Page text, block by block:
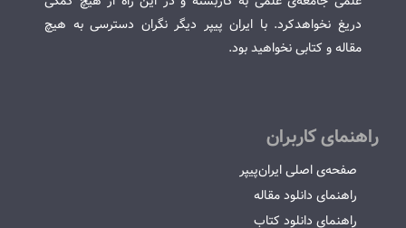
دریغ نخواهدکرد. با ایران پیپر دیگر نگران دسترسی به هیچ
مقاله و کتابی نخواهید بود.
راهنمای کاربران
صفحه‌ی اصلی ایران‌پیپر
راهنمای دانلود مقاله
راهنمای دانلود کتاب